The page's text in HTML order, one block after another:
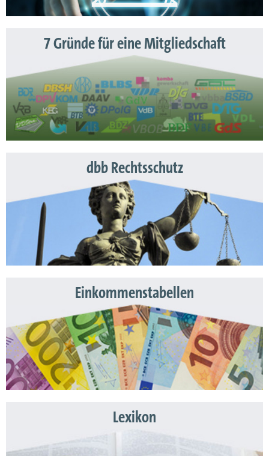
7 Gründe für eine Mitgliedschaft
dbb Rechtsschutz
Einkommenstabellen
Lexikon